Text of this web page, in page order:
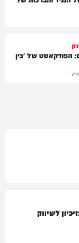
10 מבפנים: הפודקאסט של 'בין
לשיווק